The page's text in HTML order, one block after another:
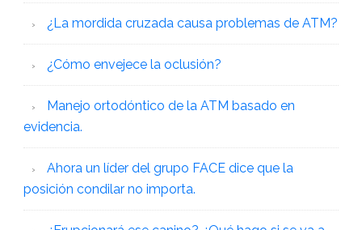
¿La mordida cruzada causa problemas de ATM?
¿Cómo envejece la oclusión?
Manejo ortodóntico de la ATM basado en
evidencia.
Ahora un líder del grupo FACE dice que la
posición condilar no importa.